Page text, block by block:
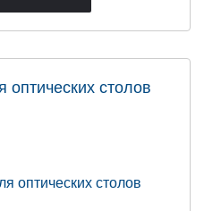
оптических столов